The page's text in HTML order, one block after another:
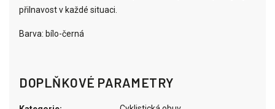
přilnavost v každé situaci.
Barva: bílo-černá
DOPLŇKOVÉ PARAMETRY